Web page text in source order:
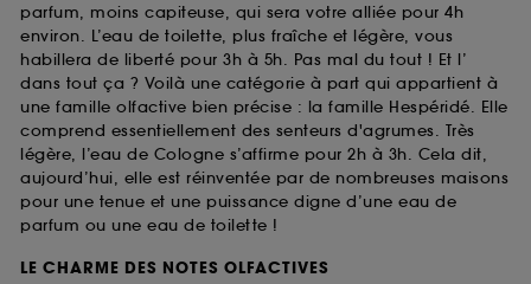
parfum, moins capiteuse, qui sera votre alliée pour 4h
environ. L’eau de toilette, plus fraîche et légère, vous
habillera de liberté pour 3h à 5h. Pas mal du tout ! Et l’
dans tout ça ? Voilà une catégorie à part qui appartient à
une famille olfactive bien précise : la famille Hespéridé. Elle
comprend essentiellement des senteurs d'agrumes. Très
légère, l’eau de Cologne s’affirme pour 2h à 3h. Cela dit,
aujourd’hui, elle est réinventée par de nombreuses maisons
pour une tenue et une puissance digne d’une eau de
parfum ou une eau de toilette !
LE CHARME DES NOTES OLFACTIVES